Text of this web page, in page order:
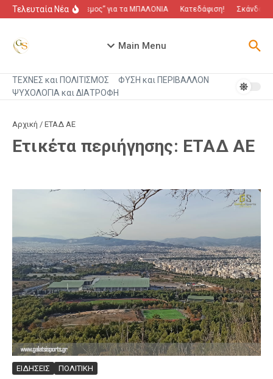
Μετάβαση στο περιεχόμενο
Τελευταία Νέα“Πόλεμος” για τα ΜΠΑΛΟΝΙΑ Κατεδάφιση! Σκάνδαλο
Main Menu
ΤΕΧΝΕΣ και ΠΟΛΙΤΙΣΜΟΣ
ΦΥΣΗ και ΠΕΡΙΒΑΛΛΟΝ
ΨΥΧΟΛΟΓΙΑ και ΔΙΑΤΡΟΦΗ
Αρχική / ΕΤΑΔ ΑΕ
Ετικέτα περιήγησης: ΕΤΑΔ ΑΕ
ΕΙΔΗΣΕΙΣ ΠΟΛΙΤΙΚΗ